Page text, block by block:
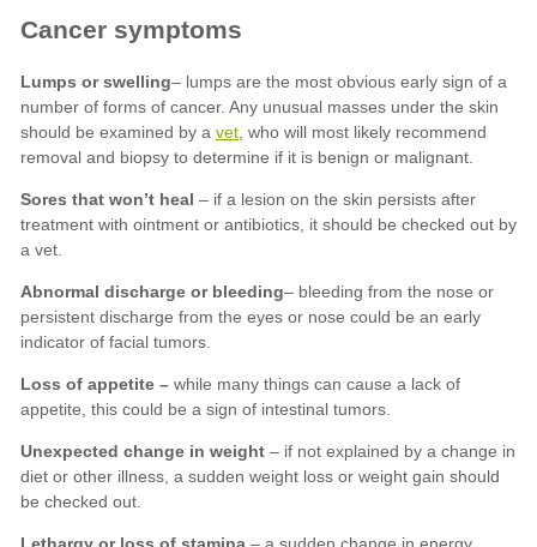
Lumps or swelling
vet
Sores that won’t heal
Abnormal discharge or bleeding
Loss of appetite –
Unexpected change in weight
Lethargy or loss of stamina